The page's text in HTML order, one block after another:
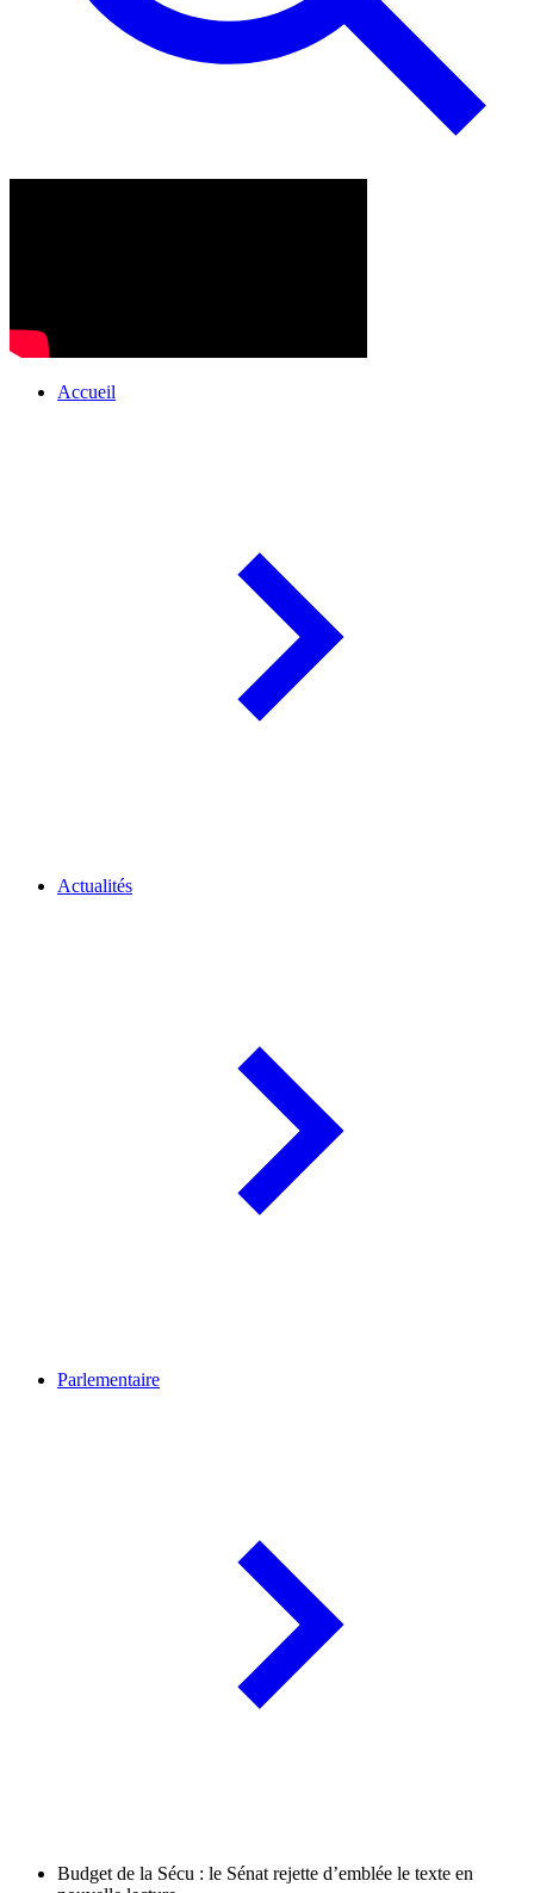
Accueil
Actualités
Parlementaire
Budget de la Sécu : le Sénat rejette d’emblée le texte en